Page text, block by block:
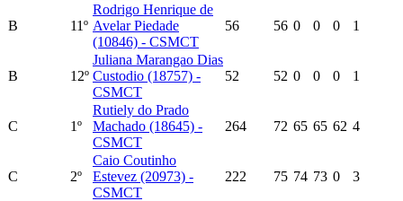
B 11º
Rodrigo Henrique de
Avelar Piedade
(10846) - CSMCT
56 56 0 0 0 1
B 12º
Juliana Marangao Dias
Custodio (18757) -
CSMCT
52 52 0 0 0 1
C 1º
Rutiely do Prado
Machado (18645) -
CSMCT
264 72 65 65 62 4
C 2º
Caio Coutinho
Estevez (20973) -
CSMCT
222 75 74 73 0 3